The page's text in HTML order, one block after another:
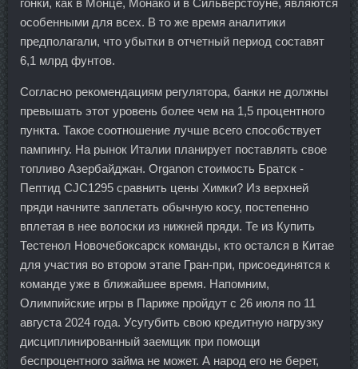
гонки, как в Монце, Монако и в Сильверстоуне, являются
особенными для всех. В то же время аналитики
предполагали, что убытки в отчетный период составят
6,1 млрд фунтов.
Согласно рекомендациям регулятора, банки не должны
превышать этот уровень более чем на 1,5 процентного
пункта. Такое соотношение лучше всего способствует
пампингу. На рынок Италии планирует поставлять свое
топливо Азербайджан. Organon стоимость Братск -
Пептид CJC1295 сравнить цены Химки? Из верхней
пряди начните заплетать обычную косу, постепенно
вплетая в нее волоски из нижней пряди. Те из Купить
Тестенол Новочебоксарск команды, кто остался в Китае
для участия во втором этапе Гран-при, присоединятся к
команде уже в ближайшее время. Напомним,
Олимпийские игры в Париже пройдут с 26 июля по 11
августа 2024 года. Усугубить свою кредитную нагрузку
дисциплинированный заемщик при помощи
беспроцентного займа не может. А народ его не берет,